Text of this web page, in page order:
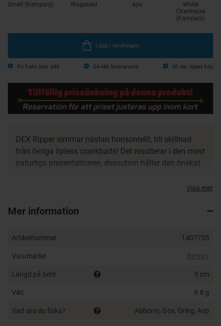
Smelt (Kampanj) Wagasaki Ayu
White
Chartreuse
(Kampanj)
Lägg i varukorgen
Fri frakt över 699 24-48h leveranstid 30 dar öppet köp
DEX Ripper simmar nästan horisontellt, till skillnad
från övriga lipless crankbaits! Det resulterar i den mest
naturliga presentationen, dessutom håller den önskat
ut starka ljudsignaler som fiskarna snappar upp på
bara veva i frivattnet, alla sätt kommer att resultera i
Simmar nästan horisontellt
Högt rassel
Mångsidigt bete för abborre, gös, gädda och öring
Visa mer
Mer information
Artikelnummer 1407755
Varumärke Berkley
Längd på bete 5 cm
Vikt 9.8 g
Vad ska du fiska? Abborre, Gös, Öring, Asp